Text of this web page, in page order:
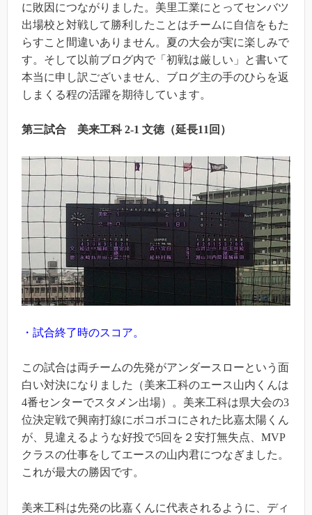
に敗因につながりました。美里工業にとってセンバツ
出場校と対戦して勝利したことはチームに自信をもた
らすこと間違いありません。夏の大会が実に楽しみで
す。そして以前ブログ内で「初戦は厳しい」と書いて
本当に申し訳ございません、ブログ主の手のひらを返
しまくる程の活躍を期待しています。
第三試合 美来工科 2-1 文徳（延長11回）
・試合終了時のスコア。
この試合は両チームの先発がアンダースローという面
白い対決になりました（美来工科のエース山内くんは
4番センターでスタメン出場）。美来工科は県大会の3
位決定戦で興南打線にボコボコにされた比嘉太陽くん
が、見違えるような好投で5回を２安打無失点、MVP
クラスの仕事をしてエースの山内君につなぎました。
これが最大の勝因です。
美来工科は先発の比嘉くんに代表されるように、ディ